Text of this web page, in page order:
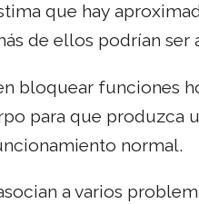
que hay
de ellos podrían
bloquear funciones
para que produzca
normal.
a varios